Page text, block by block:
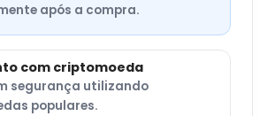
após a compra.
com criptomoeda
segurança utilizando
populares.